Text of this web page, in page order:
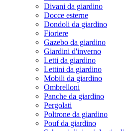
Divani da giardino
Docce esterne
Dondoli da giardino
Fioriere
Gazebo da giardino
Giardini d'inverno
Letti da giardino
Lettini da giardino
Mobili da giardino
Ombrelloni
Panche da giardino
Pergolati
Poltrone da giardino
Pouf da giardino